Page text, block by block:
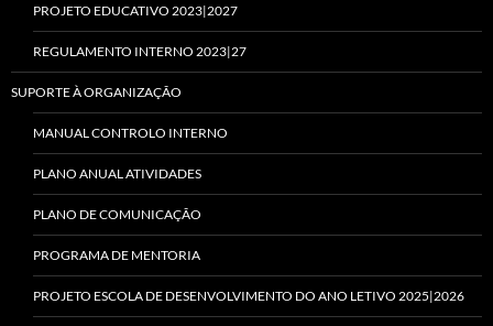
PROJETO EDUCATIVO 2023|2027
REGULAMENTO INTERNO 2023|27
SUPORTE À ORGANIZAÇÃO
MANUAL CONTROLO INTERNO
PLANO ANUAL ATIVIDADES
PLANO DE COMUNICAÇÃO
PROGRAMA DE MENTORIA
PROJETO ESCOLA DE DESENVOLVIMENTO DO ANO LETIVO 2025|2026